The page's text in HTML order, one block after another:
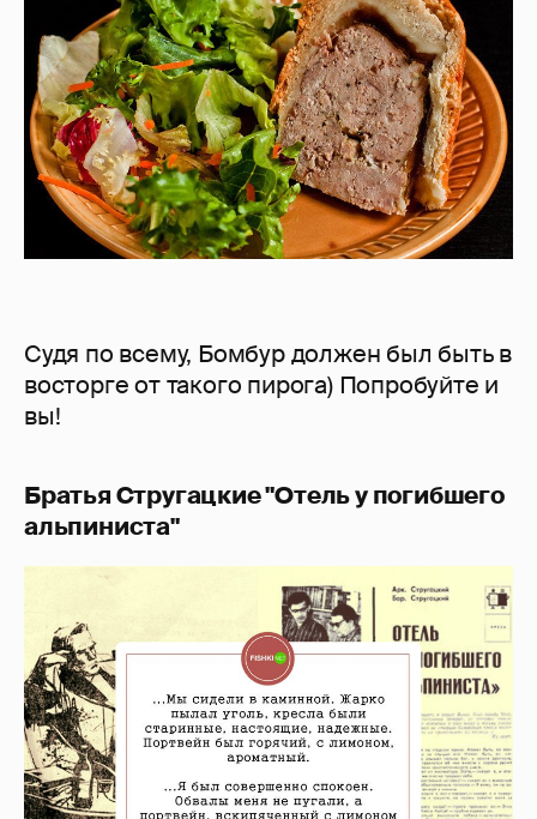
Судя по всему, Бомбур должен был быть в
восторге от такого пирога) Попробуйте и
вы!
Братья Стругацкие "Отель у погибшего
альпиниста"